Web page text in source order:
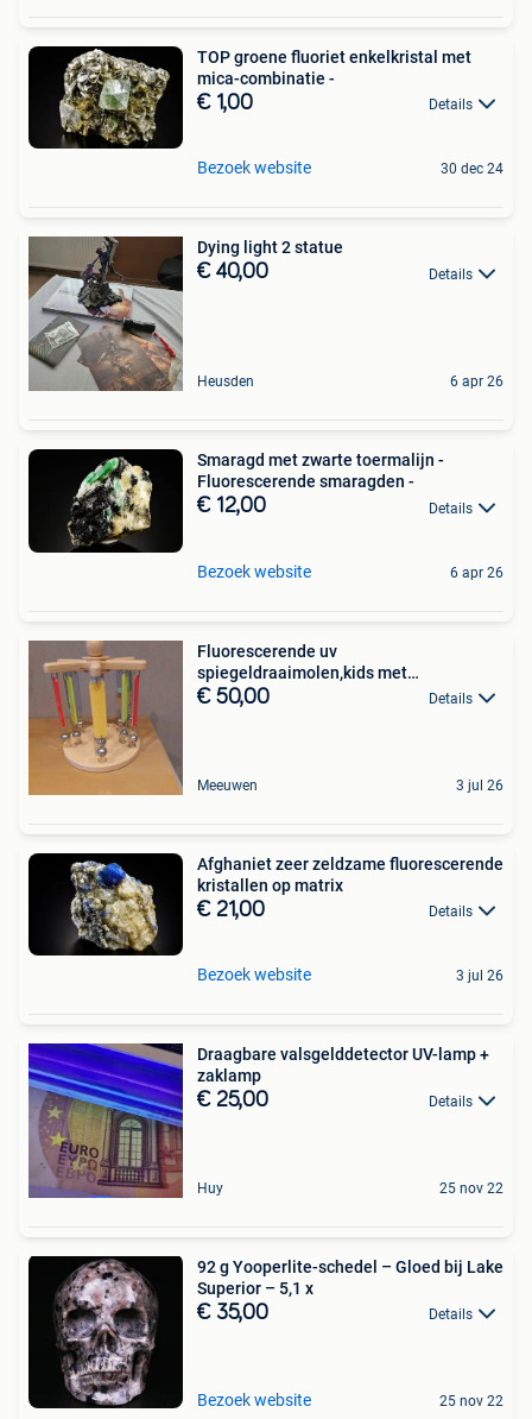
TOP groene fluoriet enkelkristal met
mica-combinatie -
€ 1,00 Details
Bezoek website 30 dec 24
Dying light 2 statue
€ 40,00 Details
Heusden 6 apr 26
Smaragd met zwarte toermalijn -
Fluorescerende smaragden -
€ 12,00 Details
Bezoek website 6 apr 26
Fluorescerende uv
spiegeldraaimolen,kids met
beperking,nenko
€ 50,00 Details
Meeuwen 3 jul 26
Afghaniet zeer zeldzame fluorescerende
kristallen op matrix
€ 21,00 Details
Bezoek website 3 jul 26
Draagbare valsgelddetector UV-lamp +
zaklamp
€ 25,00 Details
Huy 25 nov 22
92 g Yooperlite-schedel – Gloed bij Lake
Superior – 5,1 x
€ 35,00 Details
Bezoek website 25 nov 22